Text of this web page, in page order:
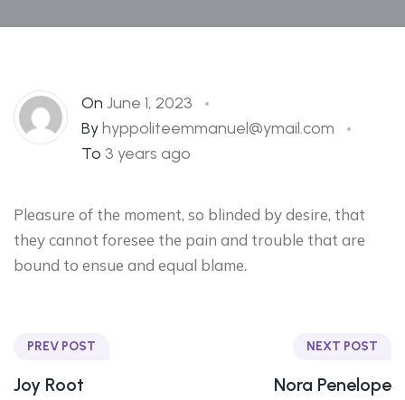
On June 1, 2023
Byhyppoliteemmanuel@ymail.com
To 3 years ago
Pleasure of the moment, so blinded by desire, that
they cannot foresee the pain and trouble that are
bound to ensue and equal blame.
PREV POST
Joy Root
NEXT POST
Nora Penelope